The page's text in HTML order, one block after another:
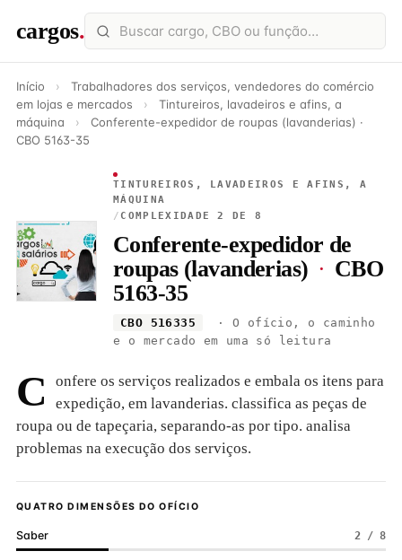
cargos.
Início ›
Trabalhadores dos serviços, vendedores do comércio
em lojas e mercados
›
Tintureiros, lavadeiros e afins, a
máquina
›
Conferente-expedidor de roupas (lavanderias) ·
CBO 5163-35
TINTUREIROS, LAVADEIROS E AFINS, A
MÁQUINA
/ COMPLEXIDADE 2 DE 8
Conferente-expedidor de
roupas (lavanderias) · CBO
5163-35
CBO 516335
· O ofício, o caminho
e o mercado em uma só leitura
C
onfere os serviços realizados e embala os itens para
expedição, em lavanderias. classifica as peças de
roupa ou de tapeçaria, separando-as por tipo. analisa
problemas na execução dos serviços.
QUATRO DIMENSÕES DO OFÍCIO
Saber 2 / 8